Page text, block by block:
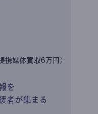
携媒体買取6万円)
を
者が集まる